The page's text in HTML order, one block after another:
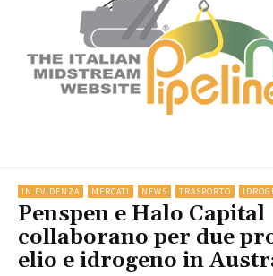
IN EVIDENZA MERCATI NEWS TRASPORTO
Penspen e Halo Capital
collaborano per due
elio e idrogeno in